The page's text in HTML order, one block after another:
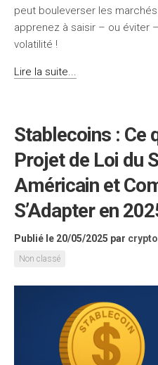
peut bouleverser les
apprenez à saisir – ou éviter
volatilité !
Lire la suite...
Stablecoins : Ce
Projet de Loi du
Américain et
S’Adapter en
Publié le 20/05/2025 par
Non classé